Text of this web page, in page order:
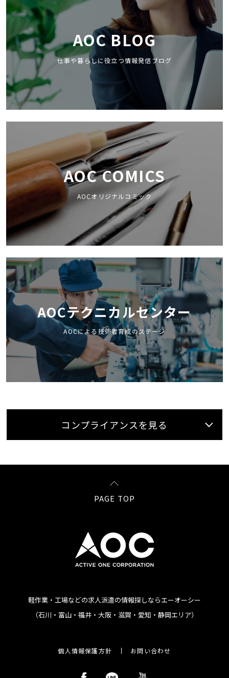
AOC BLOG
仕事や暮らしに役立つ情報発信ブログ
AOC COMICS
AOCオリジナルコミック
AOCテクニカルセンター
AOCによる技術者育成のステージ
コンプライアンスを見る
PAGE TOP
軽作業・工場などの求人派遣の情報探しならエーオーシー
（石川・富山・福井・大阪・滋賀・愛知・静岡エリア）
個人情報保護方針 お問い合わせ